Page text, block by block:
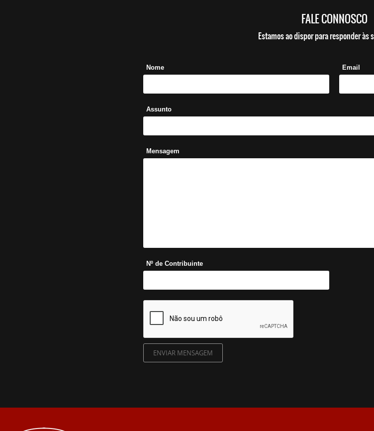
FALE CONNOSCO
Estamos ao dispor para responder às
Nome Email
Assunto
Mensagem
Nº de Contribuinte